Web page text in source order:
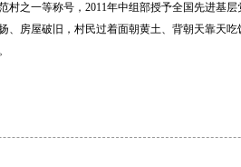
村之一等称号，2011年中组部授予全国先进基
、房屋破旧，村民过着面朝黄土、背朝天靠天